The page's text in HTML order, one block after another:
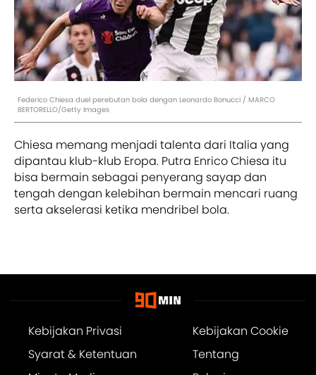
Federico Chiesa duel perebutan bola dengan Leonardo Bonucci / MARCO
BERTORELLO/Getty Images
Chiesa memang menjadi talenta dari Italia yang
dipantau klub-klub Eropa. Putra Enrico Chiesa itu
bisa bermain sebagai penyerang sayap dan
tengah dengan kelebihan bermain mencari ruang
serta akselerasi ketika mendribel bola.
Kebijakan Privasi
Kebijakan Cookie
Syarat & Ketentuan
Tentang